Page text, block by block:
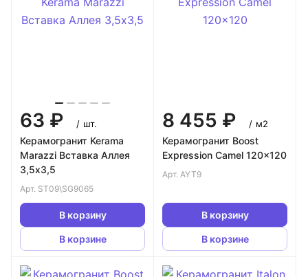
63 ₽ / шт.
Керамогранит Kerama
Marazzi Вставка Аллея
3,5х3,5
Арт. ST09\SG9065
В корзину
В корзине
8 455 ₽ / м2
Керамогранит Boost
Expression Camel 120x120
Арт. AYT9
В корзину
В корзине